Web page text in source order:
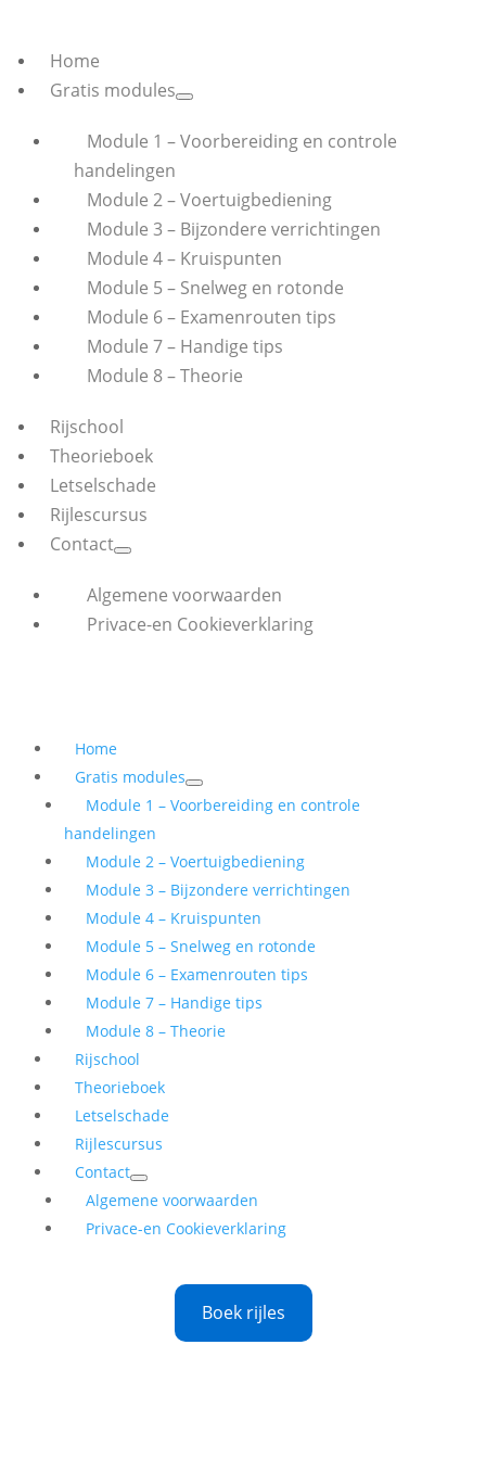
Home
Gratis modules
Module 1 – Voorbereiding en controle
handelingen
Module 2 – Voertuigbediening
Module 3 – Bijzondere verrichtingen
Module 4 – Kruispunten
Module 5 – Snelweg en rotonde
Module 6 – Examenrouten tips
Module 7 – Handige tips
Module 8 – Theorie
Rijschool
Theorieboek
Letselschade
Rijlescursus
Contact
Algemene voorwaarden
Privace-en Cookieverklaring
Home
Gratis modules
Module 1 – Voorbereiding en controle
handelingen
Module 2 – Voertuigbediening
Module 3 – Bijzondere verrichtingen
Module 4 – Kruispunten
Module 5 – Snelweg en rotonde
Module 6 – Examenrouten tips
Module 7 – Handige tips
Module 8 – Theorie
Rijschool
Theorieboek
Letselschade
Rijlescursus
Contact
Algemene voorwaarden
Privace-en Cookieverklaring
Boek rijles